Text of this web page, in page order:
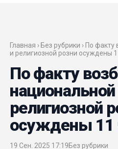
Главная › Без рубрики › По
и религиозной розни осуждены
По факту
национальной
религиозной
осуждены 11
19 Сен. 2025 17:19Без рубрики